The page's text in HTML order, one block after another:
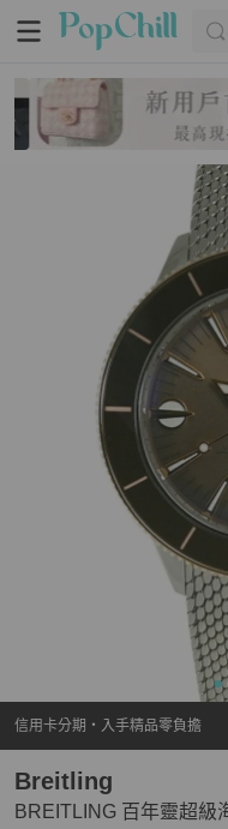
信用卡分期・入手精品零負擔
BREITLING 百年靈超級
Breitling